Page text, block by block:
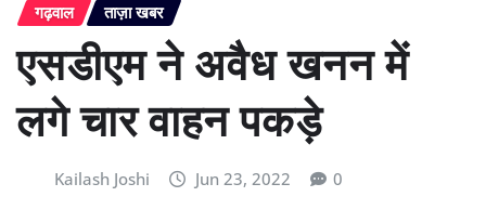
गढ़वाल ताज़ा खबर
एसडीएम ने अवैध खनन में
लगे चार वाहन पकड़े
Kailash Joshi Jun 23, 2022 0